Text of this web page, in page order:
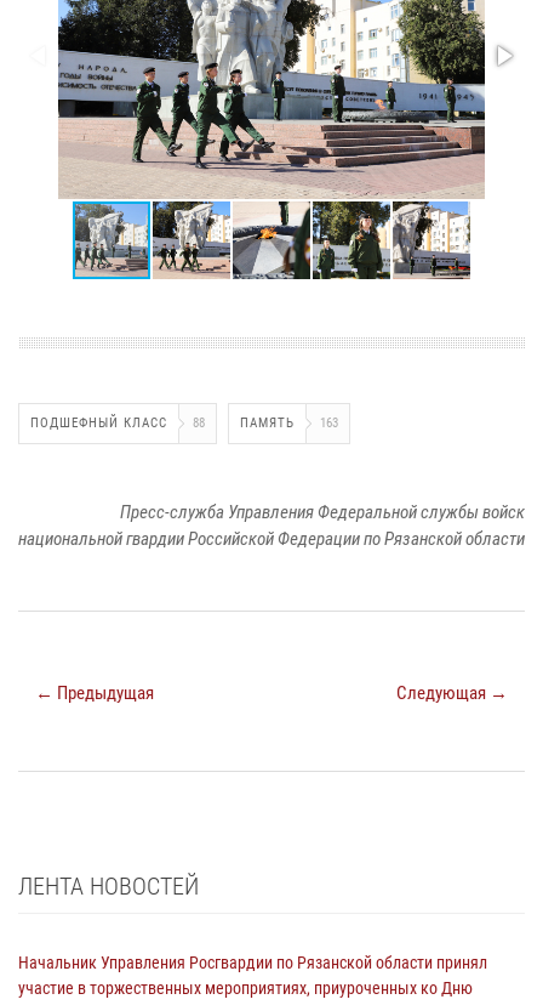
ПОДШЕФНЫЙ КЛАСС 88 ПАМЯТЬ 163
Пресс-служба Управления Федеральной службы войск
национальной гвардии Российской Федерации по Рязанской области
← Предыдущая Следующая →
ЛЕНТА НОВОСТЕЙ
Начальник Управления Росгвардии по Рязанской области принял
участие в торжественных мероприятиях, приуроченных ко Дню